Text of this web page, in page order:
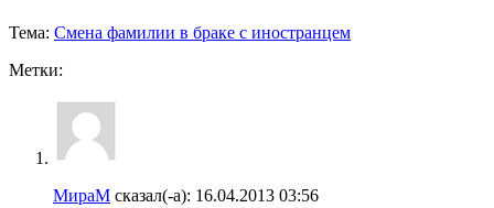
Тема: Смена фамилии в браке с иностранцем
Метки:
МираМ сказал(-а): 16.04.2013 03:56